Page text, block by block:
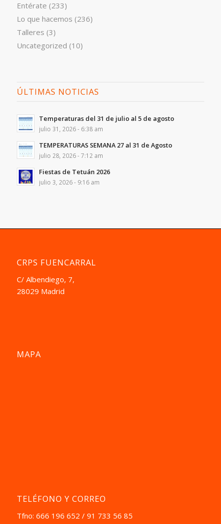
Entérate (233)
Lo que hacemos (236)
Talleres (3)
Uncategorized (10)
ÚLTIMAS NOTICIAS
Temperaturas del 31 de julio al 5 de agosto
julio 31, 2026 - 6:38 am
TEMPERATURAS SEMANA 27 al 31 de Agosto
julio 28, 2026 - 7:12 am
Fiestas de Tetuán 2026
julio 3, 2026 - 9:16 am
CRPS FUENCARRAL
C/ Albendiego, 7,
28029 Madrid
MAPA
TELÉFONO Y CORREO
Tfno: 666 196 652 / 91 733 56 85